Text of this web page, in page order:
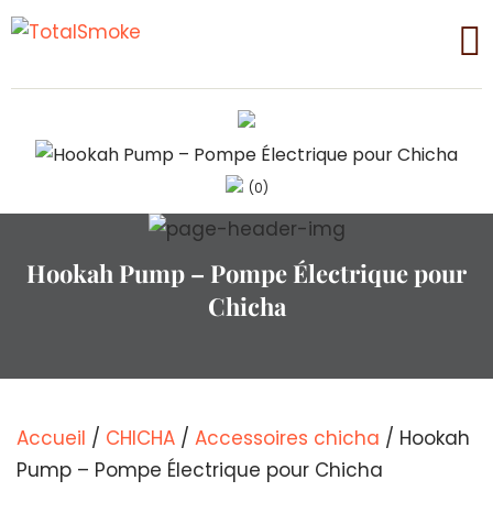
(0)
Hookah Pump – Pompe Électrique pour
Chicha
Accueil / CHICHA / Accessoires chicha / Hookah
Pump – Pompe Électrique pour Chicha